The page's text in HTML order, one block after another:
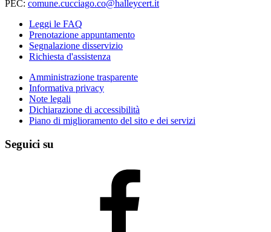
PEC: comune.cucciago.co@halleycert.it
Leggi le FAQ
Prenotazione appuntamento
Segnalazione disservizio
Richiesta d'assistenza
Amministrazione trasparente
Informativa privacy
Note legali
Dichiarazione di accessibilità
Piano di miglioramento del sito e dei servizi
Seguici su